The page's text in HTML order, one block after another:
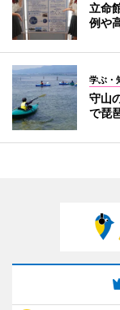
立命
例や
学ぶ・
守山
で琵